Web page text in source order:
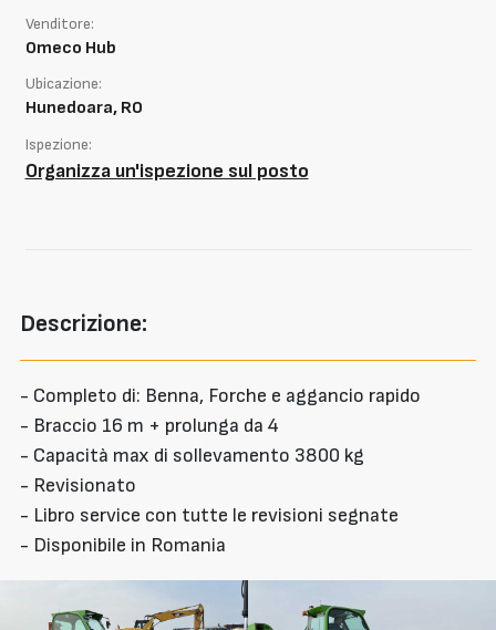
Descrizione:
- Completo di: Benna, Forche e aggancio rapido
- Braccio 16 m + prolunga da 4
- Capacità max di sollevamento 3800 kg
- Revisionato
- Libro service con tutte le revisioni segnate
- Disponibile in Romania
Venditore:
Omeco Hub
Ubicazione:
Hunedoara, RO
Ispezione:
Organizza un'ispezione sul posto